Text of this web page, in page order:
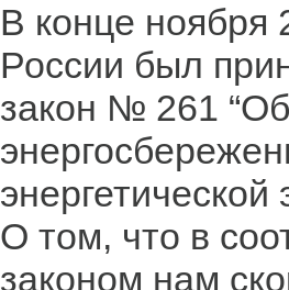
В конце ноября
России был
закон № 261 “Об
О том, что в
законом нам